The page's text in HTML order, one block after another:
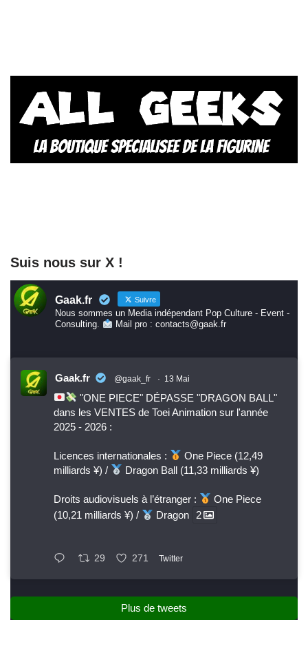
Suis nous sur X !
Gaak.fr Suivre
Nous sommes un Media indépendant Pop Culture - Event -
Consulting.
Mail pro : contacts@gaak.fr
Gaak.fr @gaak_fr · 13 Mai
"ONE PIECE" DÉPASSE "DRAGON BALL"
dans les VENTES de Toei Animation sur l'année
2025 - 2026 :
Licences internationales :
One Piece (12,49
milliards ¥) /
Dragon Ball (11,33 milliards ¥)
Droits audiovisuels à l’étranger :
One Piece
(10,21 milliards ¥) /
Dragon 2
29 271 Twitter
Plus de tweets